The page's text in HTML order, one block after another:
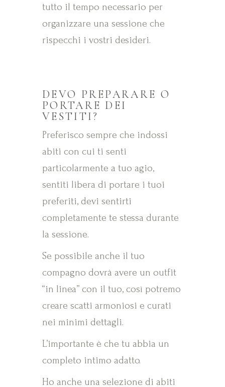
tutto il tempo necessario per
organizzare una sessione che
rispecchi i vostri desideri.
DEVO PREPARARE O
PORTARE DEI
VESTITI?
Preferisco sempre che indossi
abiti con cui ti senti
particolarmente a tuo agio,
sentiti libera di portare i tuoi
preferiti, devi sentirti
completamente te stessa durante
la sessione.
Se possibile anche il tuo
compagno dovrà avere un outfit
“in linea” con il tuo, così potremo
creare scatti armoniosi e curati
nei minimi dettagli.
L’importante è che tu abbia un
completo intimo adatto.
Ho anche una selezione di abiti